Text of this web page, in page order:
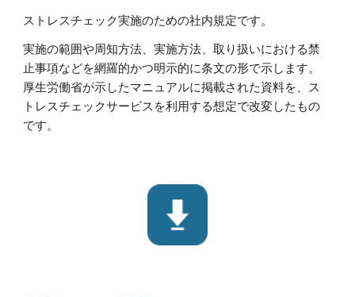
ストレスチェック実施のための社内規定です。
実施の範囲や周知方法、実施方法、取り扱いにおける禁
止事項などを網羅的かつ明示的に条文の形で示します。
厚生労働省が示したマニュアルに掲載された資料を、ス
トレスチェックサービス を利用する想定で改変したもの
です。